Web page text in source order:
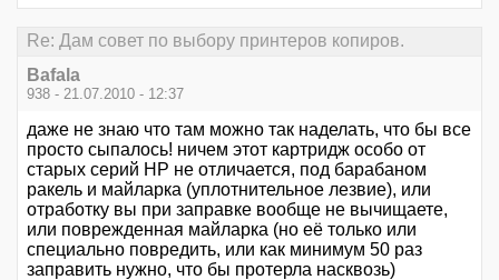
Re: Дам совет по выбору принтеров копиров.
Bafala
938 - 21.07.2010 - 12:37
даже не знаю что там можно так наделать, что бы все
просто сыпалось! ничем этот картридж особо от
старых серий НР не отличается, под барабаном
ракель и майларка (уплотнительное лезвие), или
отработку вы при заправке вообще не вычищаете,
или поврежденная майларка (но её только или
специально повредить, или как минимум 50 раз
заправить нужно, что бы протерла насквозь)